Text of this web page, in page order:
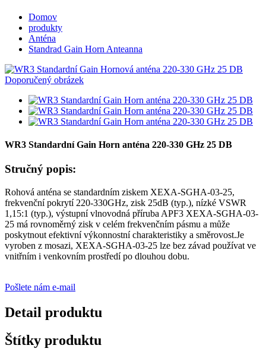
Domov
produkty
Anténa
Standrad Gain Horn Anteanna
WR3 Standardní Gain Horn anténa 220-330 GHz 25 DB
Stručný popis:
Rohová anténa se standardním ziskem XEXA-SGHA-03-25,
frekvenční pokrytí 220-330GHz, zisk 25dB (typ.), nízké VSWR
1,15:1 (typ.), výstupní vlnovodná příruba APF3 XEXA-SGHA-03-
25 má rovnoměrný zisk v celém frekvenčním pásmu a může
poskytnout efektivní výkonnostní charakteristiky a směrovost.Je
vyroben z mosazi, XEXA-SGHA-03-25 lze bez závad používat ve
vnitřním i venkovním prostředí po dlouhou dobu.
Pošlete nám e-mail
Detail produktu
Štítky produktu